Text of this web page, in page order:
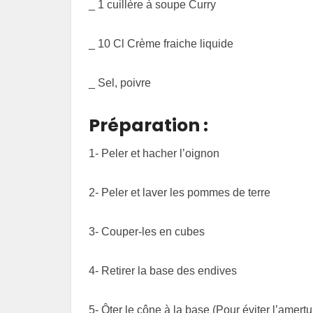
_ 1 cuillère à soupe Curry
_ 10 Cl Crème fraiche liquide
_ Sel, poivre
Préparation :
1- Peler et hacher l’oignon
2- Peler et laver les pommes de terre
3- Couper-les en cubes
4- Retirer la base des endives
5- Ôter le cône à la base (Pour éviter